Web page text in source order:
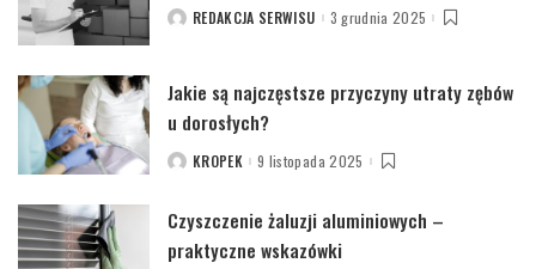
POSTEDREDAKCJA SERWISU 3 grudnia 2025
Jakie są najczęstsze przyczyny utraty zębów
u dorosłych?
POSTEDKROPEK 9 listopada 2025
Czyszczenie żaluzji aluminiowych –
praktyczne wskazówki